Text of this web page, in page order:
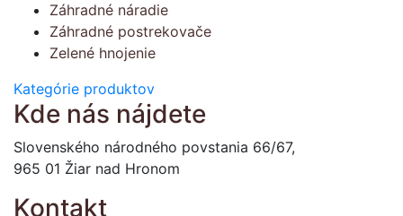
Záhradné náradie
Záhradné postrekovače
Zelené hnojenie
Kategórie produktov
Kde nás nájdete
Slovenského národného povstania 66/67,
965 01 Žiar nad Hronom
Kontakt